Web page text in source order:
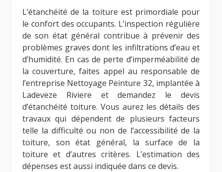
L’étanchéité de la toiture est primordiale pour
le confort des occupants. L’inspection régulière
de son état général contribue à prévenir des
problèmes graves dont les infiltrations d’eau et
d’humidité. En cas de perte d’imperméabilité de
la couverture, faites appel au responsable de
l’entreprise Nettoyage Peinture 32, implantée à
Ladeveze Riviere et demandez le devis
d’étanchéité toiture. Vous aurez les détails des
travaux qui dépendent de plusieurs facteurs
telle la difficulté ou non de l’accessibilité de la
toiture, son état général, la surface de la
toiture et d’autres critères. L’estimation des
dépenses est aussi indiquée dans ce devis.